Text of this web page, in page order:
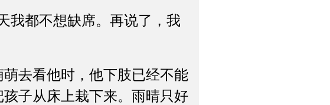
都不想缺席。再说了，我
去看他时，他下肢已经不能
子从床上栽下来。雨晴只好